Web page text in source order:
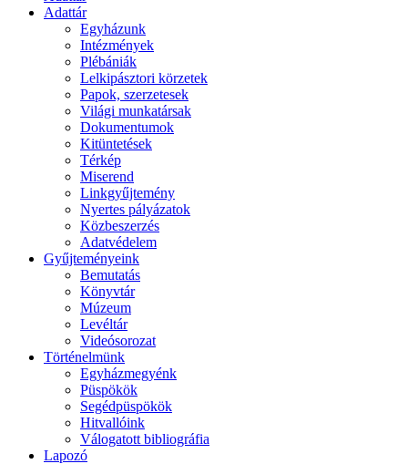
Adattár
Egyházunk
Intézmények
Plébániák
Lelkipásztori körzetek
Papok, szerzetesek
Világi munkatársak
Dokumentumok
Kitüntetések
Térkép
Miserend
Linkgyűjtemény
Nyertes pályázatok
Közbeszerzés
Adatvédelem
Gyűjteményeink
Bemutatás
Könyvtár
Múzeum
Levéltár
Videósorozat
Történelmünk
Egyházmegyénk
Püspökök
Segédpüspökök
Hitvallóink
Válogatott bibliográfia
Lapozó